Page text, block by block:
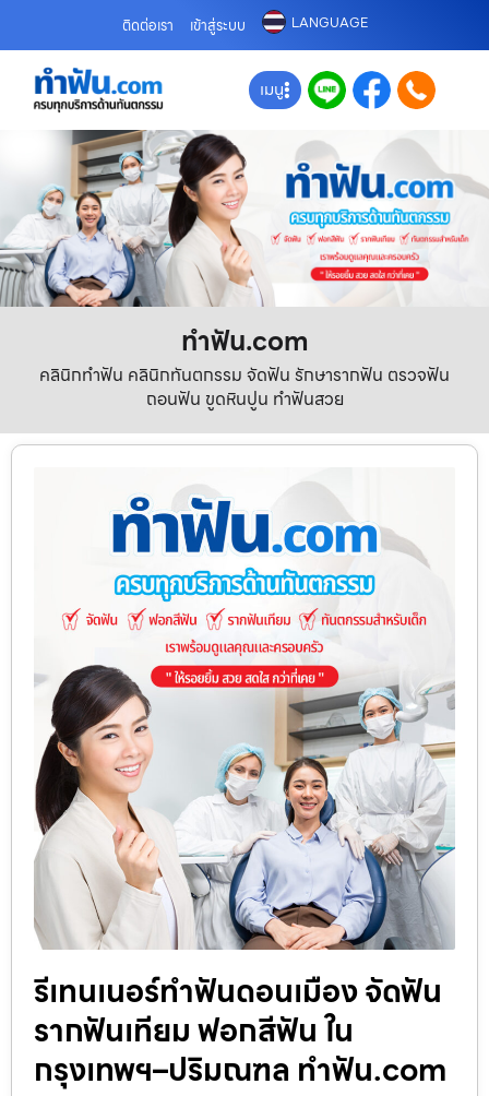
ติดต่อเรา เข้าสู่ระบบ LANGUAGE
เมนู
ทําฟัน.com
คลินิกทำฟัน คลินิกทันตกรรม จัดฟัน รักษารากฟัน ตรวจฟัน
ถอนฟัน ขูดหินปูน ทำฟันสวย
รีเทนเนอร์ทำฟันดอนเมือง จัดฟัน
รากฟันเทียม ฟอกสีฟัน ใน
กรุงเทพฯ–ปริมณฑล ทำฟัน.com